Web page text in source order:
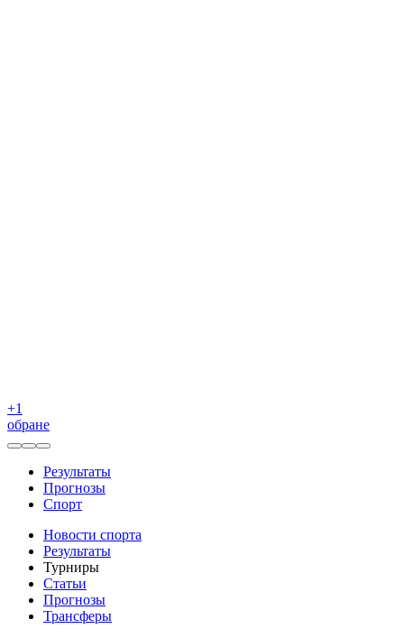
+1
обране
Результаты
Прогнозы
Спорт
Новости спорта
Результаты
Турниры
Статьи
Прогнозы
Трансферы